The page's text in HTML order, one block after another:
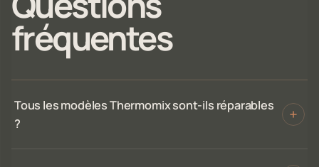
fréquentes
Tous les modèles Thermomix sont-ils réparables
?